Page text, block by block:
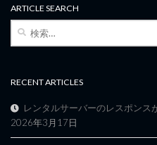
ARTICLE SEARCH
RECENT ARTICLES
レンタルサーバーのレスポンス
2026年3月17日